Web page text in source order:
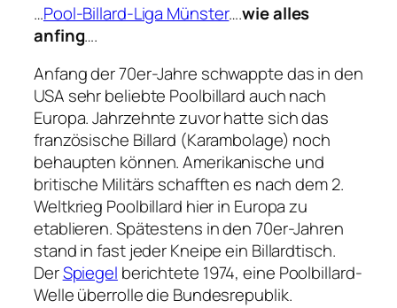
…Pool-Billard-Liga Münster….wie alles
anfing….
Anfang der 70er-Jahre schwappte das in den
USA sehr beliebte Poolbillard auch nach
Europa. Jahrzehnte zuvor hatte sich das
französische Billard (Karambolage) noch
behaupten können. Amerikanische und
britische Militärs schafften es nach dem 2.
Weltkrieg Poolbillard hier in Europa zu
etablieren. Spätestens in den 70er-Jahren
stand in fast jeder Kneipe ein Billardtisch.
DerSpiegel berichtete 1974, eine Poolbillard-
Welle überrolle die Bundesrepublik.